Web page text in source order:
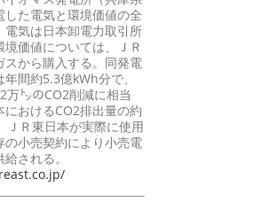
した電気と環境価値の全
電気は日本卸電力取引所
境価値については、ＪＲ
スから購入する。同発電
間約5.3億kWh分で、
万㌧のCO2削減に相当
におけるCO2排出量の約
ＪＲ東日本が実際に使用
の小売契約により小売電
される。